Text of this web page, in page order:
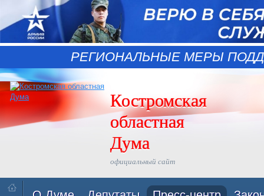
РЕГИОНАЛЬНЫЕ МЕРЫ
Костромская
областная
Дума
официальный сайт